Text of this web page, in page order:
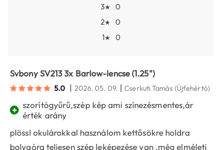
3★
0
2★
0
1★ 0
Svbony SV213 3x Barlow-lencse (1.25")
5.0 | 2026. 05. 09. |Cserkuti Tamás (Újfehértó)
+ szorítógyűrű,szép kép ami színezésmentes,ár
érték arány
plössl okulárokkal használom kettősökre holdra
bolygóra teljesen szép leképezése van ,még elméleti